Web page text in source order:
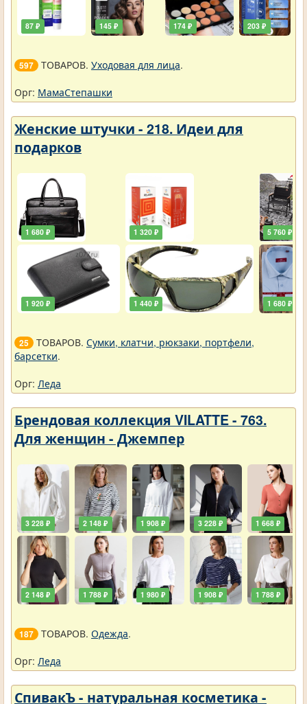
87 ₽ 145 ₽ 174 ₽ 203 ₽
597 ТОВАРОВ. Уходовая для лица.
Орг: МамаСтепашки
Женские штучки - 218. Идеи для
подарков
1 680 ₽
1 920 ₽
1 320 ₽
1 440 ₽
5 760 ₽
1 680 ₽
25 ТОВАРОВ. Сумки, клатчи, рюкзаки, портфели,
барсетки.
Орг: Леда
Брендовая коллекция VILATTE - 763.
Для женщин - Джемпер
3 228 ₽
2 148 ₽
2 148 ₽
1 788 ₽
1 908 ₽
1 980 ₽
3 228 ₽
1 908 ₽
1 668 ₽
1 788 ₽
187 ТОВАРОВ. Одежда.
Орг: Леда
СпивакЪ - натуральная косметика -